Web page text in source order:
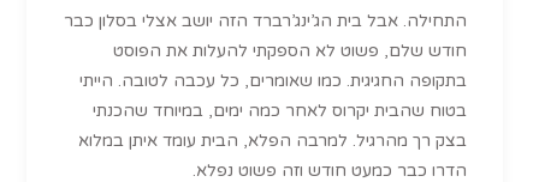
התחילה. אבל בית הג’ינג’רברד הזה יושב אצלי בסלון כבר
חודש שלם, פשוט לא הספקתי להעלות את הפוסט
בתקופה החגיגית. כמו שאומרים, כל עכבה לטובה. הייתי
בטוח שהבית יקרוס לאחר כמה ימים, במיוחד שהכנתי
בצק רך מהרגיל. למרבה הפלא, הבית עומד איתן במלוא
הדרו כבר כמעט חודש וזה פשוט נפלא.